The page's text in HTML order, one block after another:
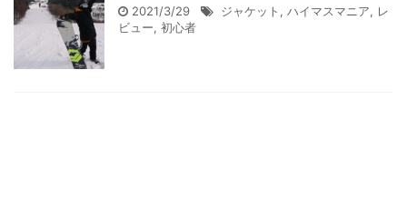
2021/3/29 ジャケット , ハイマスマニア, レ
ビュー, 初心者